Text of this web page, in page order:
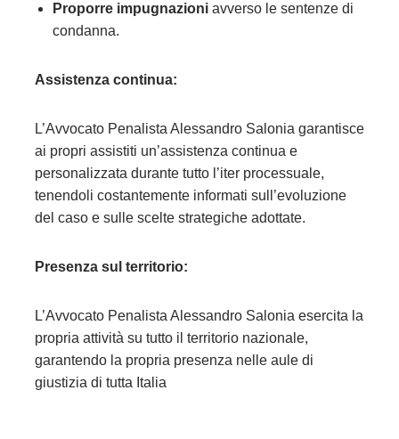
Proporre impugnazioni avverso le sentenze di
condanna.
Assistenza continua:
L’Avvocato Penalista Alessandro Salonia garantisce
ai propri assistiti un’assistenza continua e
personalizzata durante tutto l’iter processuale,
tenendoli costantemente informati sull’evoluzione
del caso e sulle scelte strategiche adottate.
Presenza sul territorio:
L’Avvocato Penalista Alessandro Salonia esercita la
propria attività su tutto il territorio nazionale,
garantendo la propria presenza nelle aule di
giustizia di tutta Italia